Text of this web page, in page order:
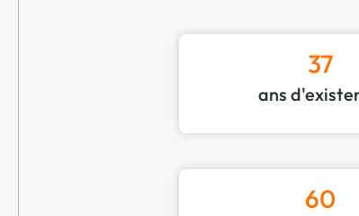
37
ans
60